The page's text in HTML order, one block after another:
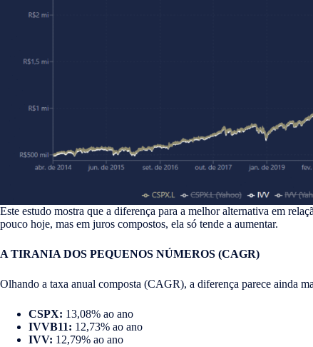
Este estudo mostra que a diferença para a melhor alternativa em
pouco hoje, mas em juros compostos, ela só tende a aumentar.
A TIRANIA DOS PEQUENOS NÚMEROS (CAGR)
Olhando a taxa anual composta (CAGR), a diferença parece ainda
CSPX: 13,08% ao ano
IVVB11: 12,73% ao ano
IVV: 12,79% ao ano